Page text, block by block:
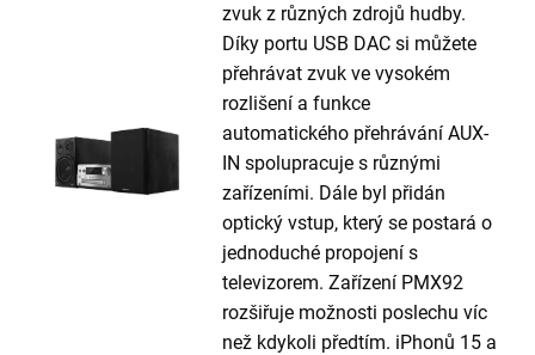
zvuk z různých zdrojů hudby.
Díky portu USB DAC si můžete
přehrávat zvuk ve vysokém
rozlišení a funkce
automatického přehrávání AUX-
IN spolupracuje s různými
zařízeními. Dále byl přidán
optický vstup, který se postará o
jednoduché propojení s
televizorem. Zařízení PMX92
rozšiřuje možnosti poslechu víc
než kdykoli předtím. iPhonů 15 a